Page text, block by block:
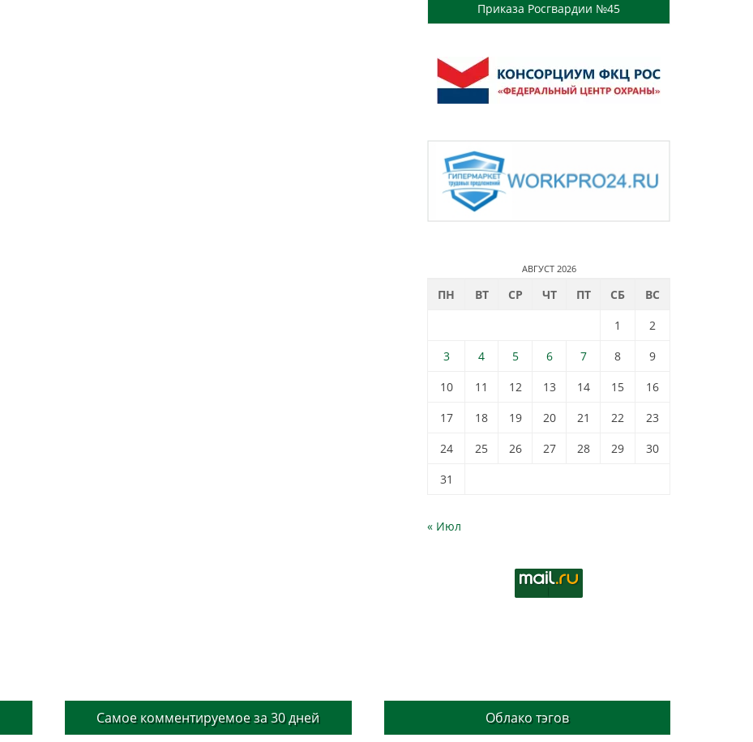
Приказа Росгвардии №45
АВГУСТ 2026
ПН ВТ СР ЧТ ПТ СБ
ВС
1
2
3
4 5 6 7 8
9
10
11 12 13 14 15
16
17
18 19 20 21 22
23
24
25 26 27 28 29
30
31
« Июл
Самое комментируемое за 30 дней Облако тэгов